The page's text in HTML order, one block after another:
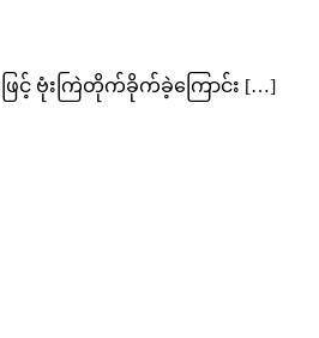
ဖြင့် ဗုံးကြဲတိုက်ခိုက်ခဲ့ကြောင်း […]